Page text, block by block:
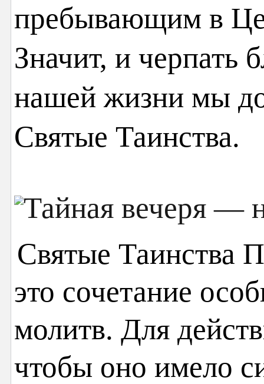
пребывающим в
Значит, и черпать
нашей жизни мы
Святые Таинства.
Святые Таинства
это сочетание
молитв. Для
чтобы оно имело